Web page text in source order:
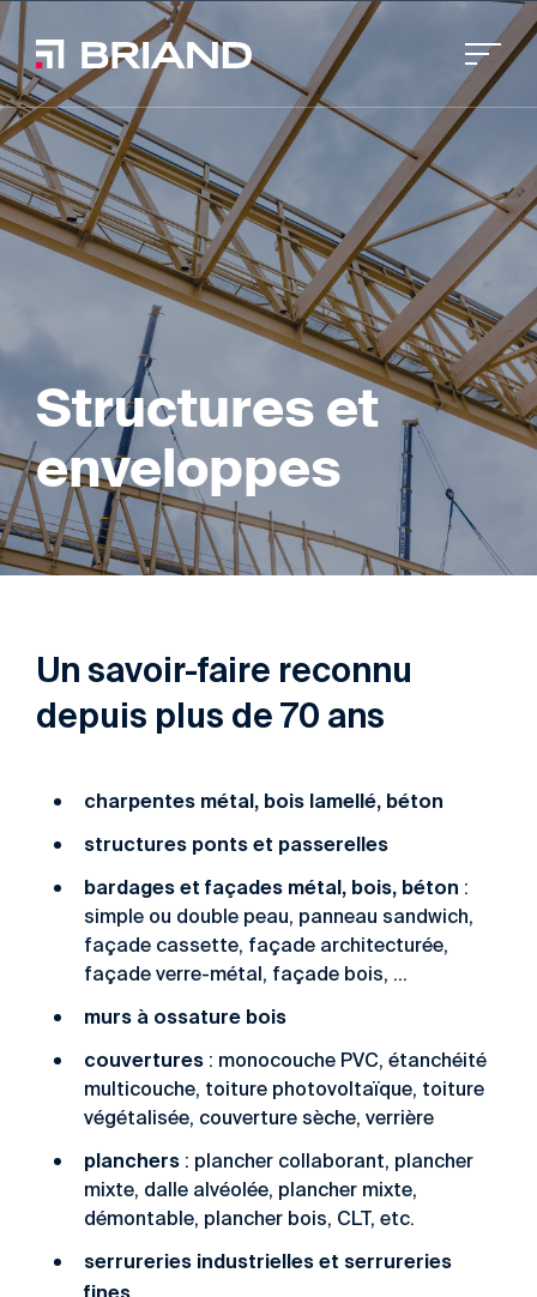
Structures et
enveloppes
Un savoir-faire reconnu
depuis plus de 70 ans
charpentes métal, bois lamellé, béton
structures ponts et passerelles
bardages et façades métal, bois, béton :
simple ou double peau, panneau sandwich,
façade cassette, façade architecturée,
façade verre-métal, façade bois, …
murs à ossature bois
couvertures : monocouche PVC, étanchéité
multicouche, toiture photovoltaïque, toiture
végétalisée, couverture sèche, verrière
planchers: plancher collaborant, plancher
mixte, dalle alvéolée, plancher mixte,
démontable, plancher bois, CLT, etc.
serrureries industrielles et serrureries
fines